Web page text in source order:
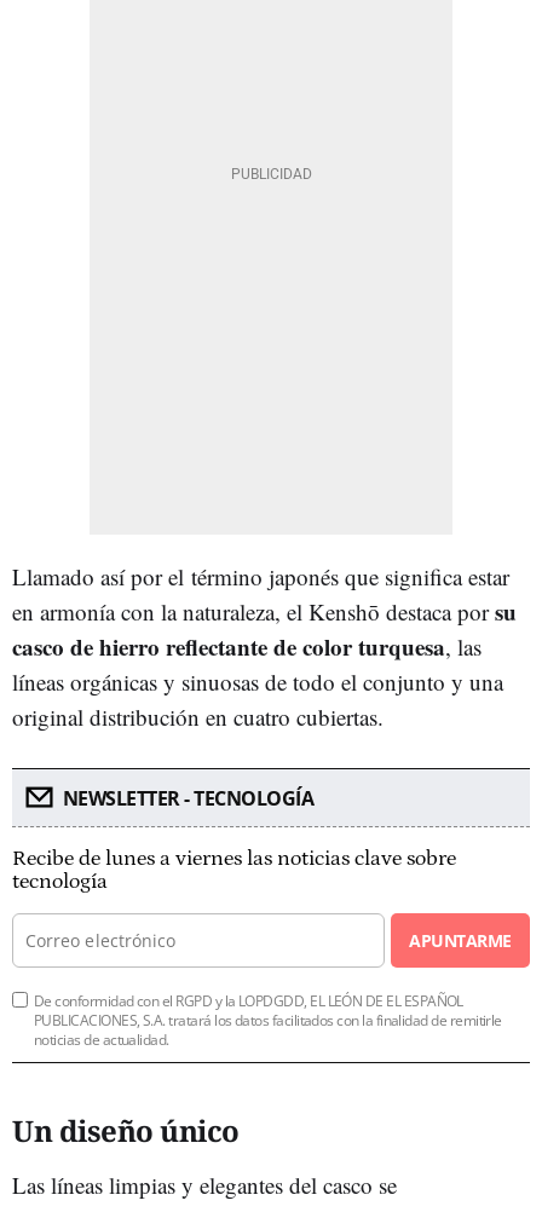
Llamado así por el término japonés que significa estar
en armonía con la naturaleza, el Kenshō destaca porsu
casco de hierro reflectante de color turquesa, las
líneas orgánicas y sinuosas de todo el conjunto y una
original distribución en cuatro cubiertas.
NEWSLETTER - TECNOLOGÍA
Recibe de lunes a viernes las noticias clave sobre
tecnología
APUNTARME
De conformidad con el RGPD y la LOPDGDD, EL LEÓN DE EL ESPAÑOL
PUBLICACIONES, S.A. tratará los datos facilitados con la finalidad de remitirle
noticias de actualidad.
Un diseño único
Las líneas limpias y elegantes del casco se